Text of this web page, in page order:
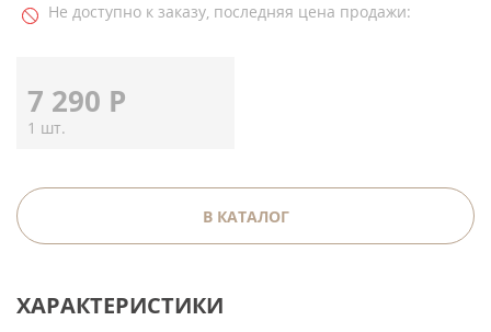
Не доступно к заказу, последняя цена продажи:
7 290 Р
1 шт.
В КАТАЛОГ
ХАРАКТЕРИСТИКИ